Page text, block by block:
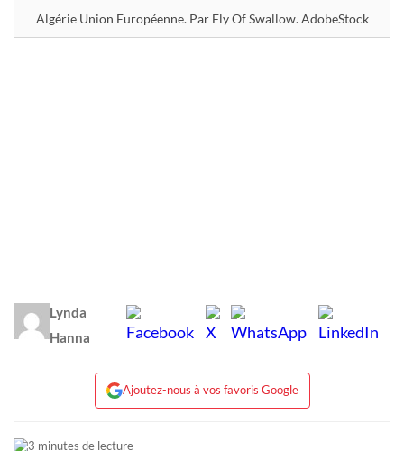
Algérie Union Européenne. Par Fly Of Swallow. AdobeStock
Lynda
Hanna
Ajoutez-nous à vos favoris Google
3 minutes de lecture